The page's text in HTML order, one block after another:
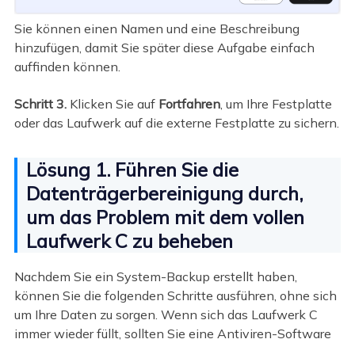
Sie können einen Namen und eine Beschreibung
hinzufügen, damit Sie später diese Aufgabe einfach
auffinden können.
Schritt 3.Klicken Sie auf Fortfahren, um Ihre Festplatte
oder das Laufwerk auf die externe Festplatte zu sichern.
Lösung 1. Führen Sie die
Datenträgerbereinigung durch,
um das Problem mit dem vollen
Laufwerk C zu beheben
Nachdem Sie ein System-Backup erstellt haben,
können Sie die folgenden Schritte ausführen, ohne sich
um Ihre Daten zu sorgen. Wenn sich das Laufwerk C
immer wieder füllt, sollten Sie eine Antiviren-Software